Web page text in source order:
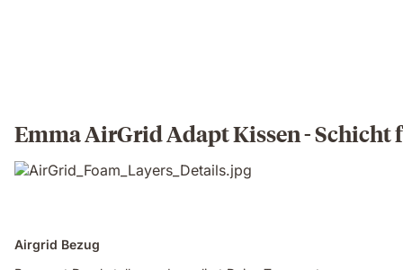
Emma AirGrid Adapt Kissen - Schicht
Airgrid Bezug